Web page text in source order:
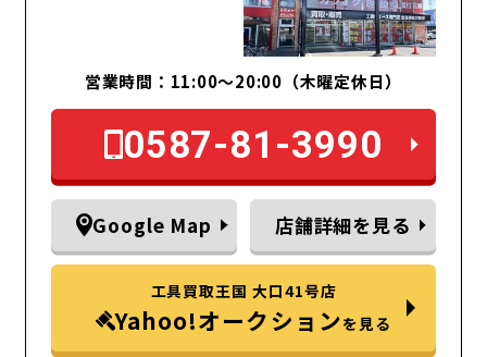
営業時間：11:00～20:00（木曜定休日）
0587-81-3990
Google Map 店舗詳細を見る
工具買取王国 大口41号店
Yahoo!オークションを見る